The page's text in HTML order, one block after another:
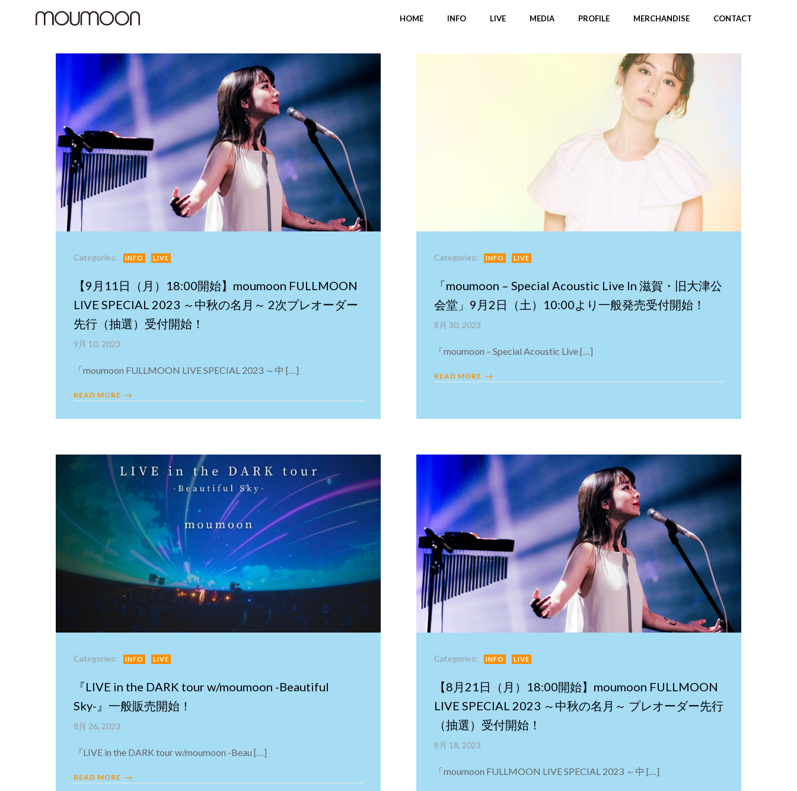
HOME INFO LIVE MEDIA PROFILE MERCHANDISE CONTACT
Categories: INFO LIVE
【9月11日（月）18:00開始】moumoon FULLMOON
LIVE SPECIAL 2023 ～中秋の名月～ 2次プレオーダー
先行（抽選）受付開始！
9月 10, 2023
「moumoon FULLMOON LIVE SPECIAL 2023 ～中 […]
READ MORE
Categories: INFO LIVE
「moumoon – Special Acoustic Live In 滋賀・旧大津公
会堂」9月2日（土）10:00より一般発売受付開始！
8月 30, 2023
「moumoon – Special Acoustic Live […]
READ MORE
Categories: INFO LIVE
『LIVE in the DARK tour w/moumoon -Beautiful
Sky-』一般販売開始！
8月 26, 2023
『LIVE in the DARK tour w/moumoon -Beau […]
READ MORE
Categories: INFO LIVE
【8月21日（月）18:00開始】moumoon FULLMOON
LIVE SPECIAL 2023 ～中秋の名月～ プレオーダー先行
（抽選）受付開始！
8月 18, 2023
「moumoon FULLMOON LIVE SPECIAL 2023 ～中 […]